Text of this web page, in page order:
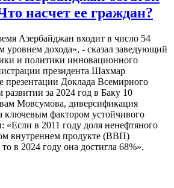
насчет ее граждан?
Азербайджан входит в число 54
уровнем дохода», - сказал заведующий
и политики инновационного
президента Шахмар
презентации Доклада Всемирного
за 2024 год в Баку 10
Мовсумова, диверсификация
ключевым фактором устойчивого
«Если в 2011 году доля ненефтяного
внутреннем продукте (ВВП)
то в 2024 году она достигла 68%».